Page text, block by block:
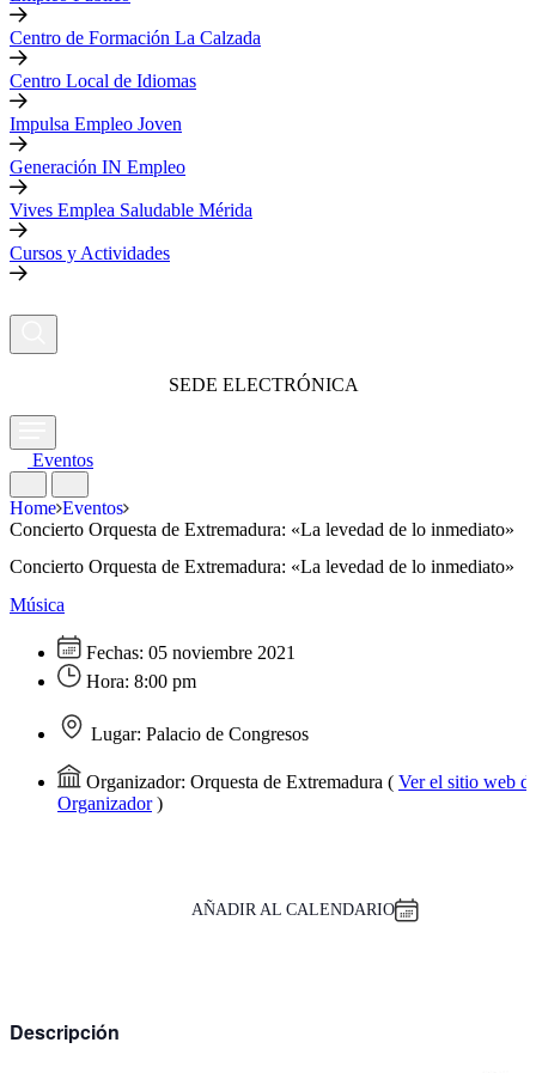
Centro de Formación La Calzada
Centro Local de Idiomas
Impulsa Empleo Joven
Generación IN Empleo
Vives Emplea Saludable Mérida
Cursos y Actividades
SEDE ELECTRÓNICA
Eventos
Home Eventos
Concierto Orquesta de Extremadura: «La levedad de lo inmediato»
Concierto Orquesta de Extremadura: «La levedad de lo inmediato»
Música
Fechas: 05 noviembre 2021
Hora: 8:00 pm
Lugar: Palacio de Congresos
Organizador: Orquesta de Extremadura ( Ver el sitio web
Organizador)
AÑADIR AL CALENDARIO
Descripción